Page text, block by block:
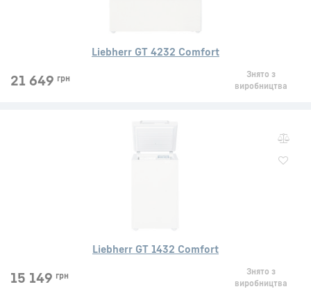
Liebherr GT 4232 Comfort
21 649 грн
Знято з
виробництва
Liebherr GT 1432 Comfort
15 149 грн
Знято з
виробництва